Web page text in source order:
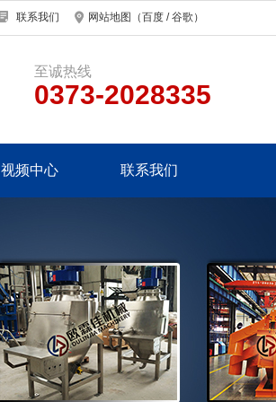
联系我们 网站地图 （百度 /谷歌 ）
至诚热线
0373-2028335
视频中心 联系我们